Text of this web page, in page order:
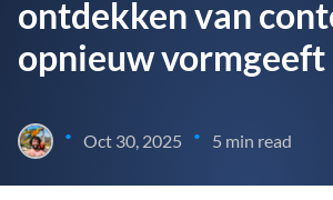
ontdekken van
opnieuw vormgeeft
• Oct 30, 2025 • 5 min read